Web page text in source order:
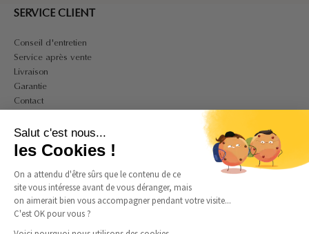
Salut c'est nous...
les Cookies !
On a attendu d'être sûrs que le contenu de ce
site vous intéresse avant de vous déranger, mais
on aimerait bien vous accompagner pendant votre visite...
C'est OK pour vous ?
SERVICE CLIENT
Conseil d'entretien
Service après vente
Livraison
Garantie
Contact
Mon compte
CGU
Politique de confidentialité et de cookies
Mentions légales
Guide des tailles bagues